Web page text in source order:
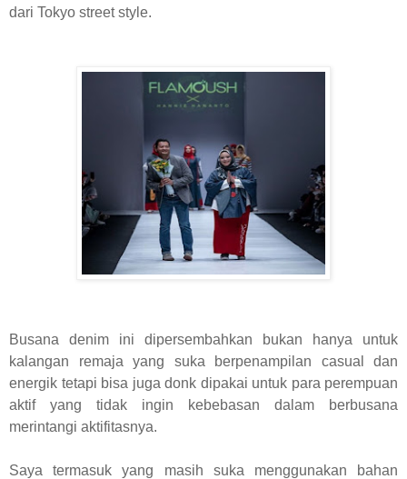
dari Tokyo street style.
Busana denim ini dipersembahkan bukan hanya untuk
kalangan remaja yang suka berpenampilan casual dan
energik tetapi bisa juga donk dipakai untuk para perempuan
aktif yang tidak ingin kebebasan dalam berbusana
merintangi aktifitasnya.
Saya termasuk yang masih suka menggunakan bahan